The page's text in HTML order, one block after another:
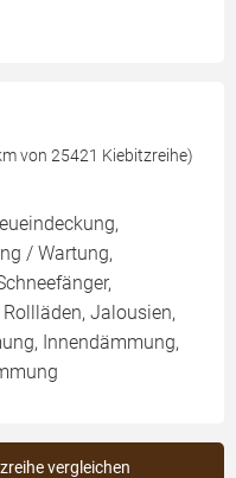
von 25421 Kiebitzreihe)
/ Wartung,
Jalousien,
Innendämmung,
vergleichen